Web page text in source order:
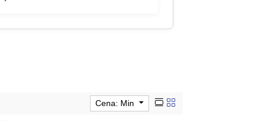
Cena: Min